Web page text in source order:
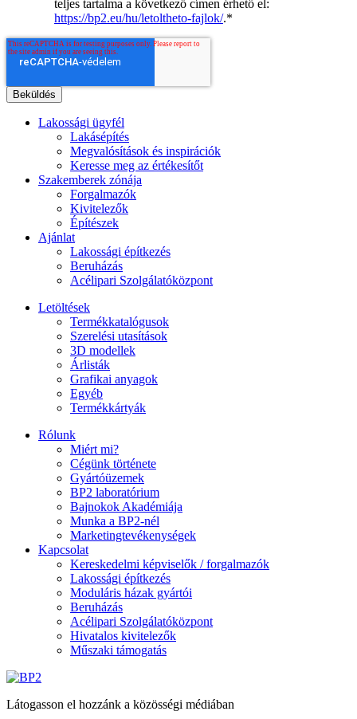
teljes tartalma a következő címen érhető el:
https://bp2.eu/hu/letoltheto-fajlok/.*
Lakossági ügyfél
Lakásépítés
Megvalósítások és inspirációk
Keresse meg az értékesítőt
Szakemberek zónája
Forgalmazók
Kivitelezők
Építészek
Ajánlat
Lakossági építkezés
Beruházás
Acélipari Szolgálatóközpont
Letöltések
Termékkatalógusok
Szerelési utasítások
3D modellek
Árlisták
Grafikai anyagok
Egyéb
Termékkártyák
Rólunk
Miért mi?
Cégünk története
Gyártóüzemek
BP2 laboratórium
Bajnokok Akadémiája
Munka a BP2-nél
Marketingtevékenységek
Kapcsolat
Kereskedelmi képviselők / forgalmazók
Lakossági építkezés
Moduláris házak gyártói
Beruházás
Acélipari Szolgálatóközpont
Hivatalos kivitelezők
Műszaki támogatás
Látogasson el hozzánk a közösségi médiában